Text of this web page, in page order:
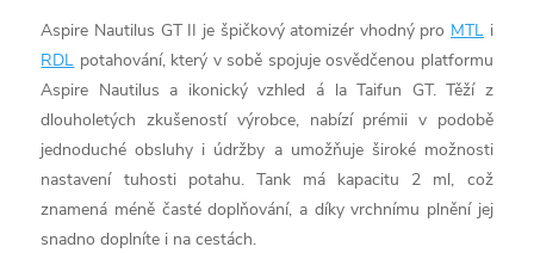
Aspire Nautilus GT II je špičkový atomizér vhodný pro MTLi
RDL potahování, který v sobě spojuje osvědčenou platformu
Aspire Nautilus a ikonický vzhled á la Taifun GT. Těží z
dlouholetých zkušeností výrobce, nabízí prémii v podobě
jednoduché obsluhy i údržby a umožňuje široké možnosti
nastavení tuhosti potahu. Tank má kapacitu 2 ml, což
znamená méně časté doplňování, a díky vrchnímu plnění jej
snadno doplníte i na cestách.